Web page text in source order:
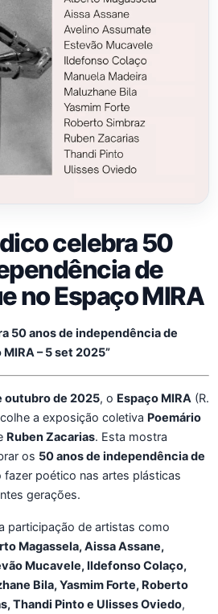
celebra 50
de
no Espaço MIRA
50 anos de independência de
– 5 set 2025”
outubro de 2025, o Espaço MIRA (R.
a exposição coletiva Poemário
Ruben Zacarias. Esta mostra
os 50 anos de independência de
fazer poético nas artes plásticas
gerações.
participação de artistas como
Magassela, Aissa Assane,
Mucavele, Ildefonso Colaço,
Bila, Yasmim Forte, Roberto
Thandi Pinto e Ulisses Oviedo,